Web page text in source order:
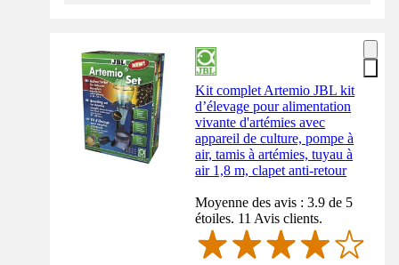
Kit complet Artemio JBL kit
d’élevage pour alimentation
vivante d'artémies avec
appareil de culture, pompe à
air, tamis à artémies, tuyau à
air 1,8 m, clapet anti-retour
Moyenne des avis : 3.9 de 5
étoiles. 11 Avis clients.